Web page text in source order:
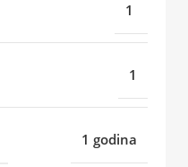
1
1
1 godina